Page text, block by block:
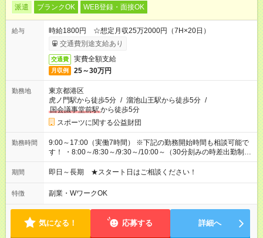
派遣 ブランクOK WEB登録・面接OK
給与
時給1800円 ☆想定月収25万2000円（7H×20日）
交通費別途支給あり
交通費 実費全額支給
月収例 25～30万円
勤務地
東京都港区
虎ノ門駅から徒歩5分 / 溜池山王駅から徒歩5分 /
国会議事堂前駅から徒歩5分
スポーツに関する公益財団
勤務時間
9:00～17:00（実働7時間） ※下記の勤務開始時間も相談可能で
す！ ・8:00～/8:30～/9:30～/10:00～（30分刻みの時差出勤制
度） 【残業】基本ありません
期間 即日～長期 ★スタート日はご相談ください！
特徴 副業・WワークOK
気になる！ 応募する 詳細へ